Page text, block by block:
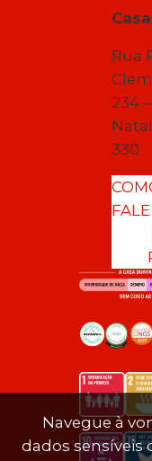
Rua
234
330
Navegue à
dados sensíveis